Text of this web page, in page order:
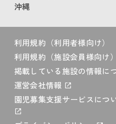
沖縄
利用規約（利用者様向け）
利用規約（施設会員様向け）
掲載している施設の情報に
運営会社情報
園児募集支援サービスにつ